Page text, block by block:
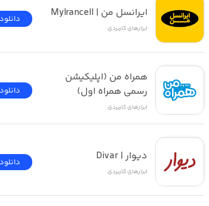
○ جلوگیری از رشد جلبک
○ کاهش استفاده ازمواد ضدعفونی کننده
○ شفاف سازی آب
○ افزایش سطح اکسیژن محلول در آب
○ کاهش مرگ و میر ماهیان
ایرانسل من | MyIrancell
ابزار‌های کاربردی
دانلود
رسمی همراه اول)
ابزار‌های کاربردی
دانلود
دیوار | Divar
ابزار‌های کاربردی
دانلود